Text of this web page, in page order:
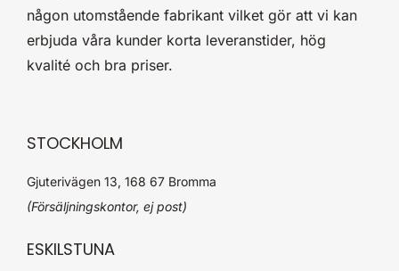
någon utomstående fabrikant vilket gör att vi kan
erbjuda våra kunder korta leveranstider, hög
kvalité och bra priser.
STOCKHOLM
Gjuterivägen 13, 168 67 Bromma
(Försäljningskontor, ej post)
ESKILSTUNA